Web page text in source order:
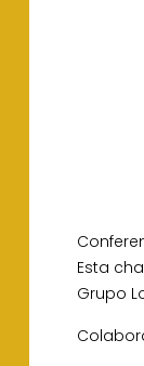
Esta
Grupo